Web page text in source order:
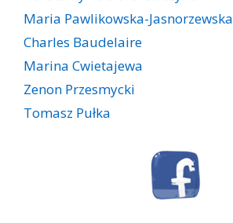
Maria Pawlikowska-Jasnorzewska
Charles Baudelaire
Marina Cwietajewa
Zenon Przesmycki
Tomasz Pułka